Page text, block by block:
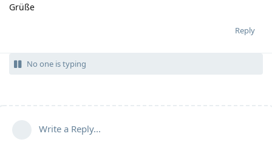
Grüße
Reply
No one is typing
Write a Reply...